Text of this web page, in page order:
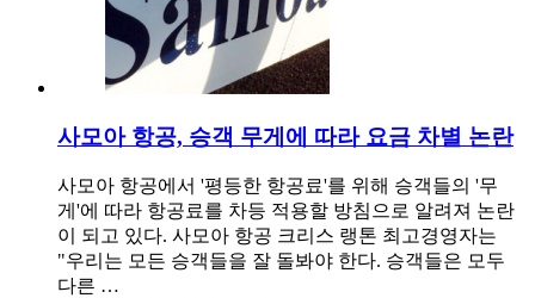
사모아 항공, 승객 무게에 따라 요금 차별 논란
사모아 항공에서 '평등한 항공료'를 위해 승객들의 '무
게'에 따라 항공료를 차등 적용할 방침으로 알려져 논란
이 되고 있다. 사모아 항공 크리스 랭톤 최고경영자는
"우리는 모든 승객들을 잘 돌봐야 한다. 승객들은 모두
다른 …